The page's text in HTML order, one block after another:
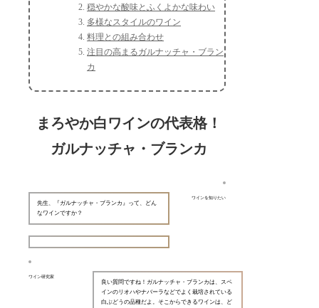
穏やかな酸味とふくよかな味わい
多様なスタイルのワイン
料理との組み合わせ
注目の高まるガルナッチャ・ブラン
カ
まろやか白ワインの代表格！
ガルナッチャ・ブランカ
ワインを知りたい
先生、『ガルナッチャ・ブランカ』って、どん
なワインですか？
ワイン研究家
良い質問ですね！ガルナッチャ・ブランカは、スペ
インのリオハやナバーラなどでよく栽培されている
白ぶどうの品種だよ。そこからできるワインは、ど